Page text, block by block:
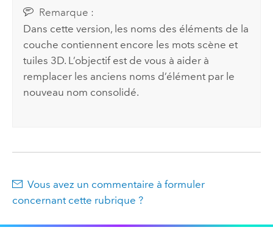
Remarque :
Dans cette version, les noms des éléments de la
couche contiennent encore les mots scène et
tuiles 3D. L’objectif est de vous à aider à
remplacer les anciens noms d’élément par le
nouveau nom consolidé.
Vous avez un commentaire à formuler
concernant cette rubrique ?